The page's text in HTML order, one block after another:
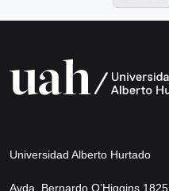
Universidad Alberto Hurtado
Avda. Bernardo O’Higgins 1825